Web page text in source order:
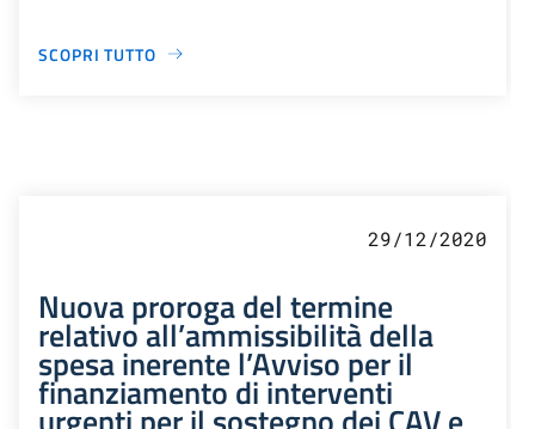
SCOPRI TUTTO
29/12/2020
Nuova proroga del termine
relativo all’ammissibilità della
spesa inerente l’Avviso per il
finanziamento di interventi